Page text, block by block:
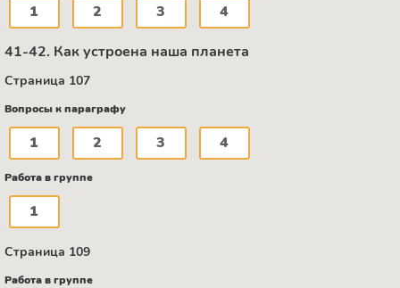
1 2 3 4
41-42. Как устроена наша планета
Страница 107
Вопросы к параграфу
1 2 3 4
Работа в группе
1
Страница 109
Работа в группе